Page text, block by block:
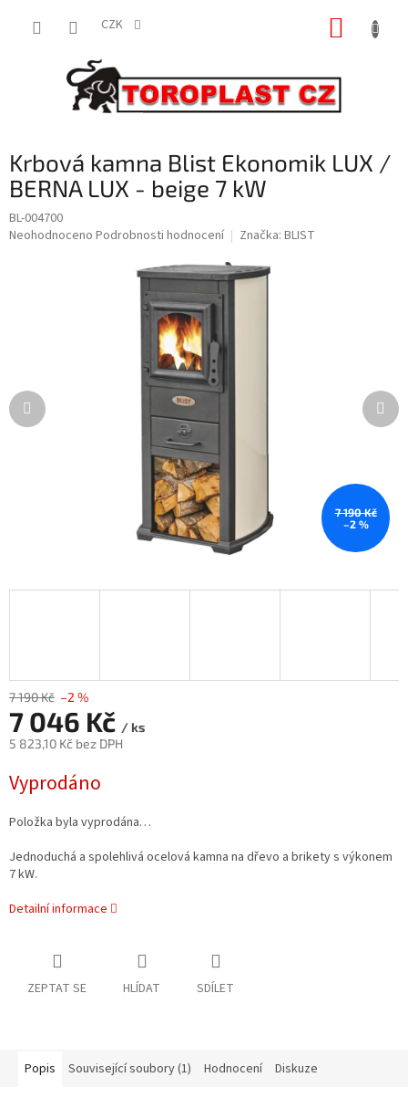
CZK
Krbová kamna Blist Ekonomik LUX /
BERNA LUX - beige 7 kW
BL-004700
Průměrné
Neohodnoceno Podrobnosti hodnocení Značka: BLIST
7 190 Kč
–2 %
7 190 Kč –2 %
7 046 Kč / ks
5 823,10 Kč bez DPH
cena:
Vyprodáno
Položka byla vyprodána…
Jednoduchá a spolehlivá ocelová kamna na dřevo a brikety s výkonem
7 kW.
Detailní informace
ZEPTAT SE HLÍDAT SDÍLET
Popis Související soubory (1) Hodnocení Diskuze